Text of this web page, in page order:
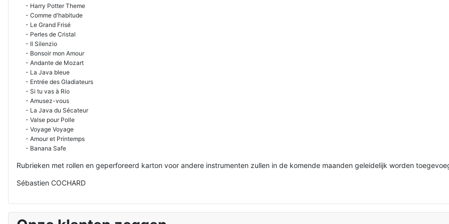
- Harry Potter Theme
- Comme d'habitude
- Le Grand Frisé
- Perles de Cristal
- Il Silenzio
- Bonsoir mon Amour
- Andante de Mozart
- La Java bleue
- Entrée des Gladiateurs
- Si tu vas à Rio
- Amusez-vous
- La Java du Sécateur
- Valse pour Polle
- Voyage Voyage
- Amour et Printemps
- Banana Safe
Rubrieken met rollen en geperforeerd karton voor andere instrumenten zullen in de komende maanden geleidelijk worden
Sébastien COCHARD